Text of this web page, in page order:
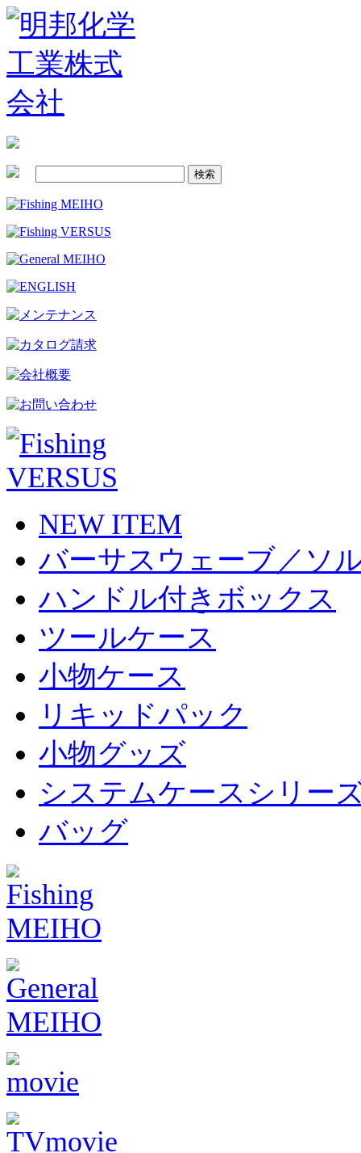
NEW ITEM
バーサスウェーブ／ソ
ハンドル付きボックス
ツールケース
小物ケース
リキッドパック
小物グッズ
システムケースシリー
バッグ